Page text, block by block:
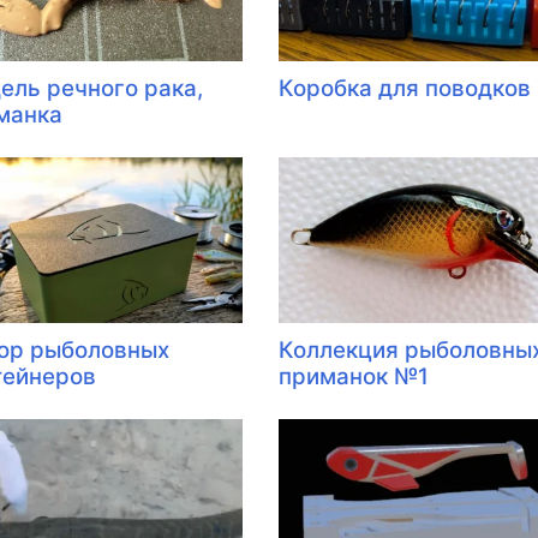
речного рака,
Коробка для поводков
рыболовных
Коллекция
приманок №1